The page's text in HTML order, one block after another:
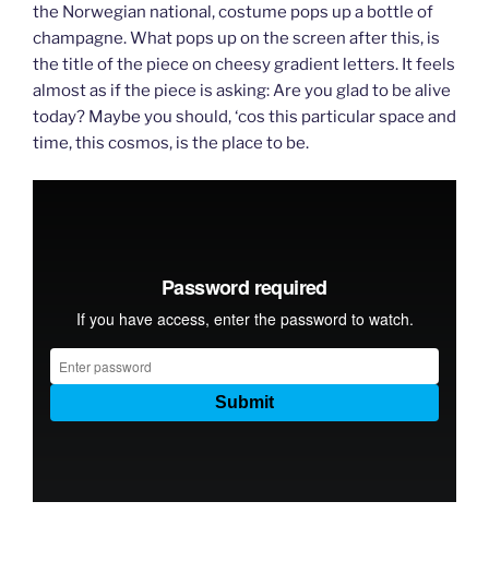
the Norwegian national, costume pops up a bottle of
champagne. What pops up on the screen after this, is
the title of the piece on cheesy gradient letters. It feels
almost as if the piece is asking: Are you glad to be alive
today? Maybe you should, ‘cos this particular space and
time, this cosmos, is the place to be.